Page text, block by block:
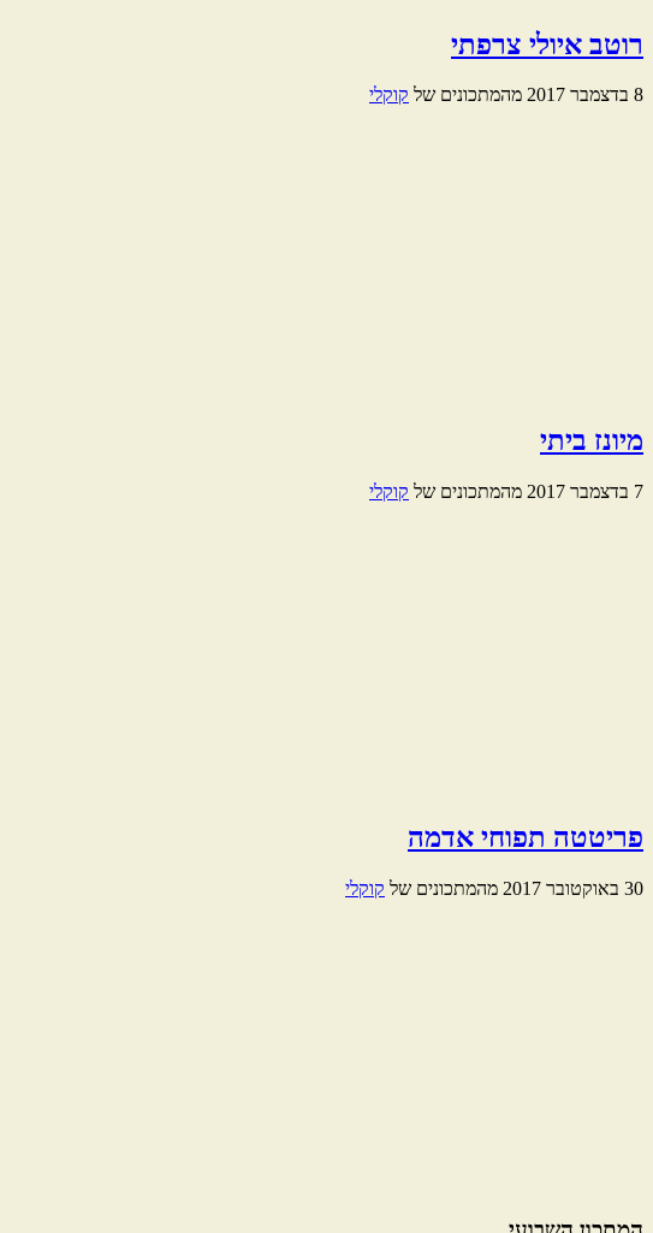
רוטב איולי צרפתי
8 בדצמבר 2017 מהמתכונים של קוקלי
מיונז ביתי
7 בדצמבר 2017 מהמתכונים של קוקלי
פריטטה תפוחי אדמה
30 באוקטובר 2017 מהמתכונים של קוקלי